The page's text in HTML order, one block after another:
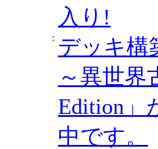
入り!
： デッキ構
～異世界
Edition
中です。